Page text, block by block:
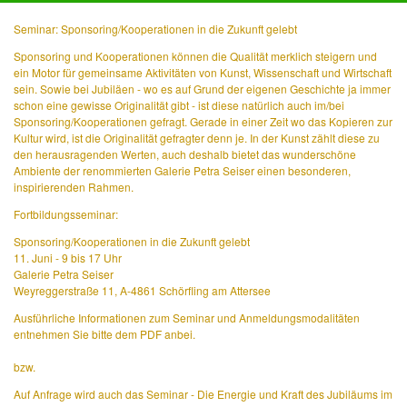
Seminar: Sponsoring/Kooperationen in die Zukunft gelebt
Sponsoring und Kooperationen können die Qualität merklich steigern und
ein Motor für gemeinsame Aktivitäten von Kunst, Wissenschaft und Wirtschaft
sein. Sowie bei Jubiläen - wo es auf Grund der eigenen Geschichte ja immer
schon eine gewisse Originalität gibt - ist diese natürlich auch im/bei
Sponsoring/Kooperationen gefragt. Gerade in einer Zeit wo das Kopieren zur
Kultur wird, ist die Originalität gefragter denn je. In der Kunst zählt diese zu
den herausragenden Werten, auch deshalb bietet das wunderschöne
Ambiente der renommierten Galerie Petra Seiser einen besonderen,
inspirierenden Rahmen.
Fortbildungsseminar:
Sponsoring/Kooperationen in die Zukunft gelebt
11. Juni - 9 bis 17 Uhr
Galerie Petra Seiser
Weyreggerstraße 11, A-4861 Schörfling am Attersee
Ausführliche Informationen zum Seminar und Anmeldungsmodalitäten
entnehmen Sie bitte dem PDF anbei.
bzw.
Auf Anfrage wird auch das Seminar - Die Energie und Kraft des Jubiläums im